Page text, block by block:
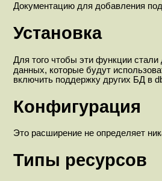
Документацию для добавления
Установка
Для того чтобы эти функции
данных, которые будут
включить поддержку других БД в
Конфигурация
Это расширение не определяет
Типы ресурсов